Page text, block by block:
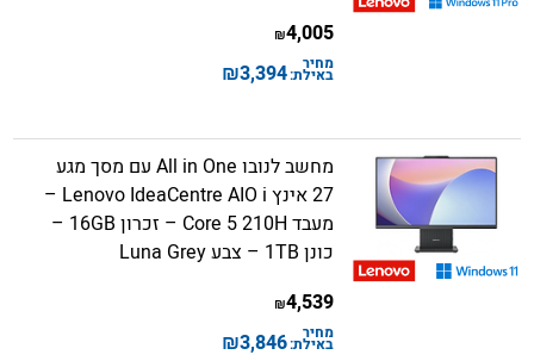
4,005
₪
מחיר
באילת:3,394
₪
מחשב לנובו All in One עם מסך מגע
27 אינץ Lenovo IdeaCentre AIO i –
מעבד Core 5 210H – זכרון 16GB –
כונן 1TB – צבע Luna Grey
4,539
₪
מחיר
באילת:3,846
₪